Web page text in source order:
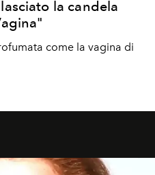
la candela
come la vagina di